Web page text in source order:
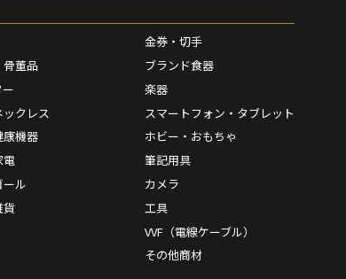
骨董品
クレス
康機器
電
ール
貨
金券・切手
ブランド食器
楽器
スマートフォン・タブレット
ホビー・おもちゃ
筆記用具
カメラ
工具
VVF（電線ケーブル）
その他商材